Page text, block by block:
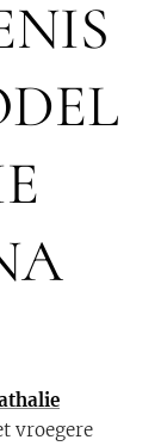
vroegere